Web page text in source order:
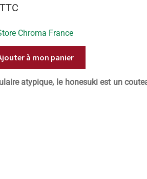
TTC
Chroma France
à mon panier
atypique, le honesuki est un